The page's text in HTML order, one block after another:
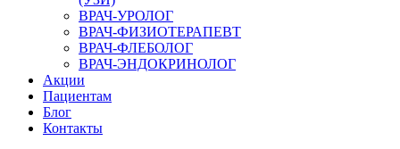
ВРАЧ-УРОЛОГ
ВРАЧ-ФИЗИОТЕРАПЕВТ
ВРАЧ-ФЛЕБОЛОГ
ВРАЧ-ЭНДОКРИНОЛОГ
Акции
Пациентам
Блог
Контакты